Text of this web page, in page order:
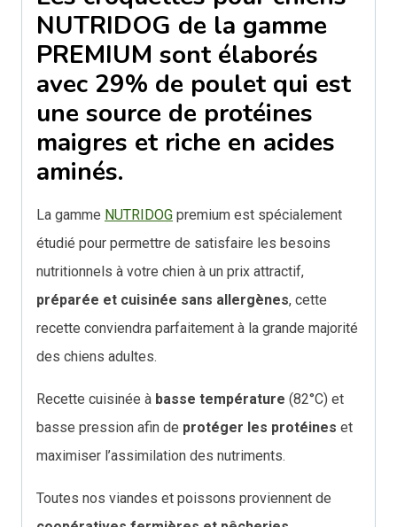
NUTRIDOG de la gamme
PREMIUM sont élaborés
avec 29% de poulet qui est
une source de protéines
maigres et riche en acides
aminés.
La gamme NUTRIDOG premium est spécialement
étudié pour permettre de satisfaire les besoins
nutritionnels à votre chien à un prix attractif,
préparée et cuisinée sans allergènes, cette
recette conviendra parfaitement à la grande majorité
des chiens adultes.
Recette cuisinée à basse température (82°C) et
basse pression afin de protéger les protéines et
maximiser l’assimilation des nutriments.
Toutes nos viandes et poissons proviennent de